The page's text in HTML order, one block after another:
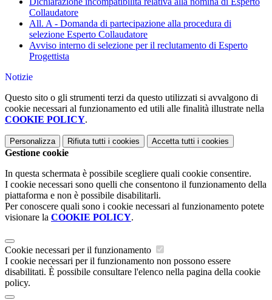
Collaudatore
All. A - Domanda di partecipazione alla procedura di
selezione Esperto Collaudatore
Avviso interno di selezione per il reclutamento di Esperto
Progettista
Notizie
Questo sito o gli strumenti terzi da questo utilizzati si avvalgono di
cookie necessari al funzionamento ed utili alle finalità illustrate nella
COOKIE POLICY.
Personalizza Rifiuta tutti i cookies Accetta tutti i cookies
Gestione cookie
In questa schermata è possibile scegliere quali cookie consentire.
I cookie necessari sono quelli che consentono il funzionamento della
piattaforma e non è possibile disabilitarli.
Per conoscere quali sono i cookie necessari al funzionamento potete
visionare la COOKIE POLICY.
Cookie necessari per il funzionamento
I cookie necessari per il funzionamento non possono essere
disabilitati. È possibile consultare l'elenco nella pagina della cookie
policy.